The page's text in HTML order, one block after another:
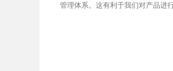
管理体系。这有利于我们对产品进